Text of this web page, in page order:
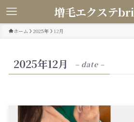
増毛エクステ
ホーム 2025年 12月
2025年12月 – date –